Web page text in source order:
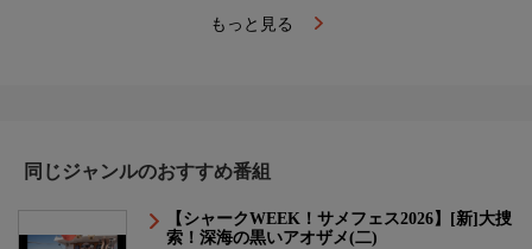
もっと見る
同じジャンルのおすすめ番組
【シャークWEEK！サメフェス2026】[新]大捜
索！深海の黒いアオザメ(二)